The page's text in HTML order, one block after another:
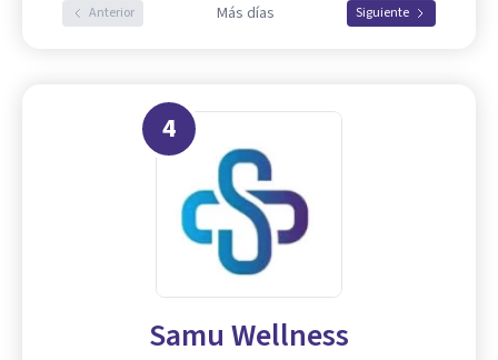
Anterior Más días Siguiente
4
Samu Wellness